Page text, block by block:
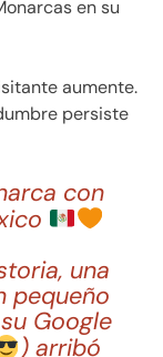
en su
aumente.
persiste
con
una
pequeño
Google
) arribó